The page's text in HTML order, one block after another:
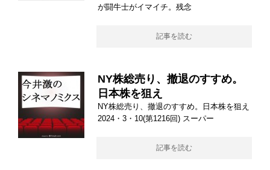
が闘牛士がイマイチ。残念
記事を読む
NY株総売り、撤退のすすめ。
日本株を狙え
NY株総売り、撤退のすすめ。日本株を狙え
2024・3・10(第1216回) スーパー
記事を読む